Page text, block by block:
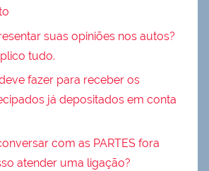
suas opiniões nos autos?
tudo.
fazer para receber os
já depositados em conta
com as PARTES fora
atender uma ligação?